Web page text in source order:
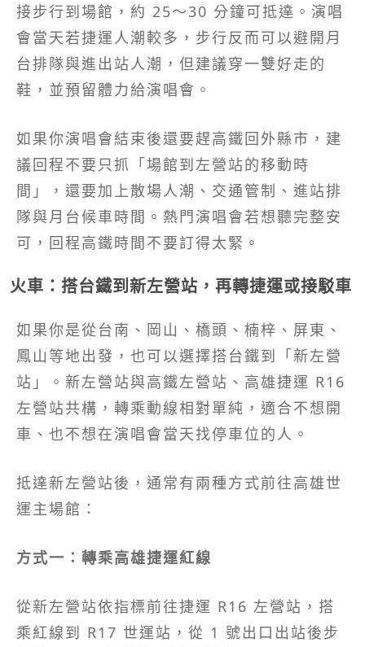
接步行到場館，約 25～30 分鐘可抵達。演唱
會當天若捷運人潮較多，步行反而可以避開月
台排隊與進出站人潮，但建議穿一雙好走的
鞋，並預留體力給演唱會。
如果你演唱會結束後還要趕高鐵回外縣市，建
議回程不要只抓「場館到左營站的移動時
間」，還要加上散場人潮、交通管制、進站排
隊與月台候車時間。熱門演唱會若想聽完整安
可，回程高鐵時間不要訂得太緊。
火車：搭台鐵到新左營站，再轉捷運或接駁車
如果你是從台南、岡山、橋頭、楠梓、屏東、
鳳山等地出發，也可以選擇搭台鐵到「新左營
站」。新左營站與高鐵左營站、高雄捷運 R16
左營站共構，轉乘動線相對單純，適合不想開
車、也不想在演唱會當天找停車位的人。
抵達新左營站後，通常有兩種方式前往高雄世
運主場館：
方式一：轉乘高雄捷運紅線
從新左營站依指標前往捷運 R16 左營站，搭
乘紅線到 R17 世運站，從 1 號出口出站後步